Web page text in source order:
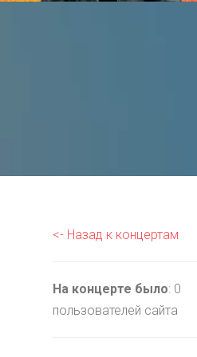
<- Назад к концертам
На концерте было: 0
пользователей сайта